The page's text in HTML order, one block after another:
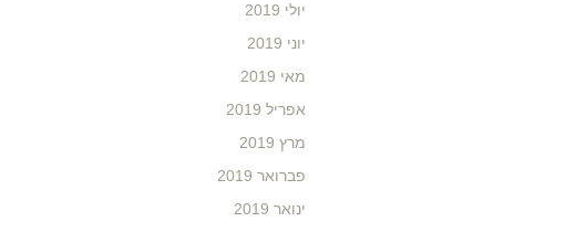
יולי 2019
יוני 2019
מאי 2019
אפריל 2019
מרץ 2019
פברואר 2019
ינואר 2019